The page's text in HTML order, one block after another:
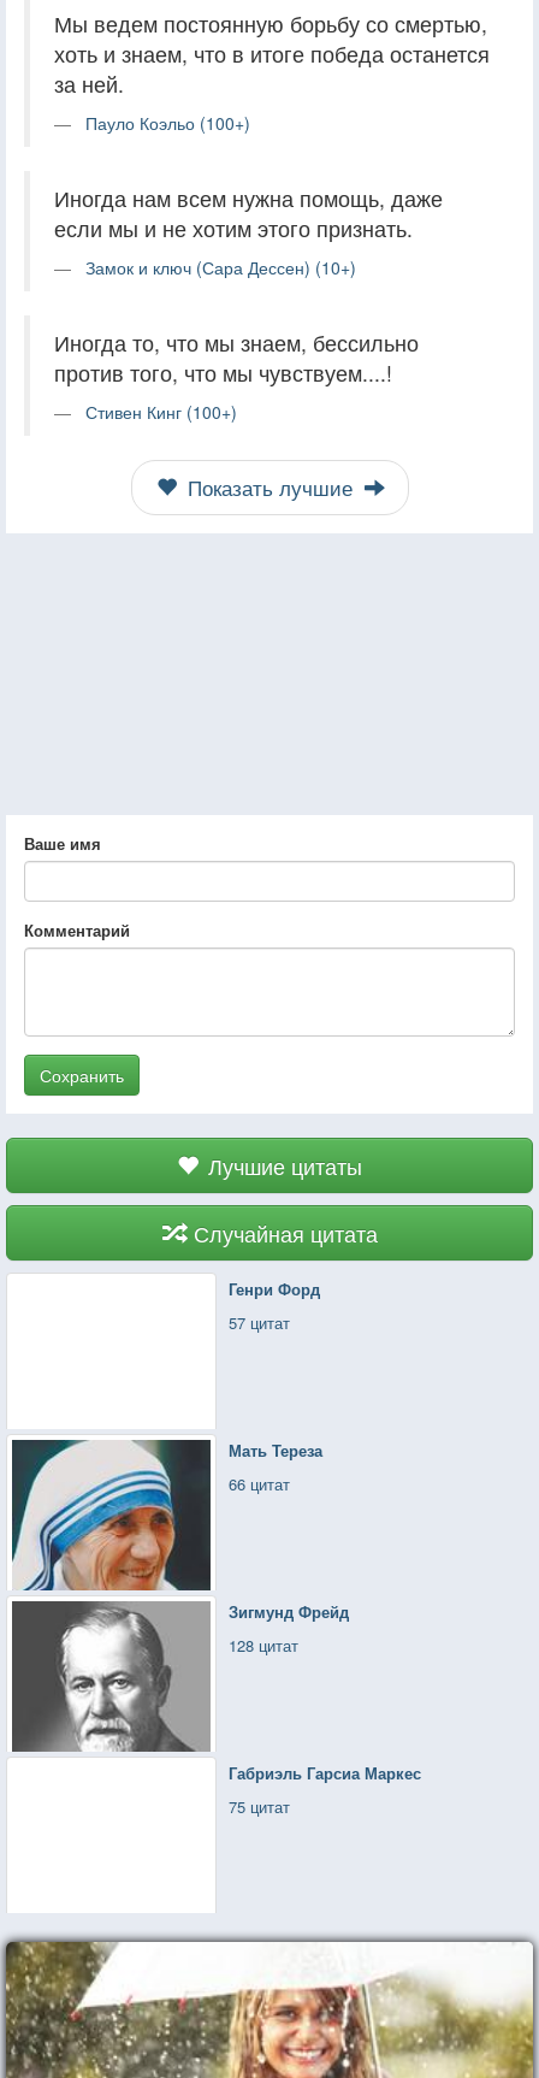
Мы ведем постоянную борьбу со смертью,
хоть и знаем, что в итоге победа останется
за ней.
Пауло Коэльо (100+)
Иногда нам всем нужна помощь, даже
если мы и не хотим этого признать.
Замок и ключ (Сара Дессен) (10+)
Иногда то, что мы знаем, бессильно
против того, что мы чувствуем....!
Стивен Кинг (100+)
Показать лучшие
Ваше имя
Комментарий
Сохранить
Лучшие цитаты
Случайная цитата
Генри Форд
57 цитат
Мать Тереза
66 цитат
Зигмунд Фрейд
128 цитат
Габриэль Гарсиа Маркес
75 цитат